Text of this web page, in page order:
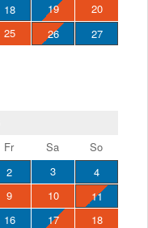
18 19
20
25 26
27
Fr Sa
So
2 3
4
9 10
11
16 17
18